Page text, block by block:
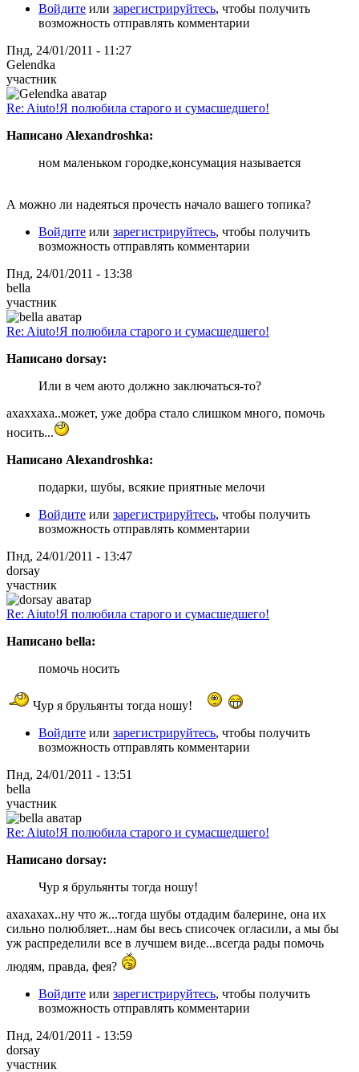
Войдите или зарегистрируйтесь, чтобы получить
возможность отправлять комментарии
Пнд, 24/01/2011 - 11:27
Gelendka
участник
Re: Aiuto!Я полюбила старого и сумасшедшего!
Написано Alexandroshka:
ном маленьком городке,консумация называется
А можно ли надеяться прочесть начало вашего топика?
Войдите или зарегистрируйтесь, чтобы получить
возможность отправлять комментарии
Пнд, 24/01/2011 - 13:38
bella
участник
Re: Aiuto!Я полюбила старого и сумасшедшего!
Написано dorsay:
Или в чем аюто должно заключаться-то?
ахаххаха..может, уже добра стало слишком много, помочь
носить...
Написано Alexandroshka:
подарки, шубы, всякие приятные мелочи
Войдите или зарегистрируйтесь, чтобы получить
возможность отправлять комментарии
Пнд, 24/01/2011 - 13:47
dorsay
участник
Re: Aiuto!Я полюбила старого и сумасшедшего!
Написано bella:
помочь носить
Чур я брульянты тогда ношу!
Войдите или зарегистрируйтесь, чтобы получить
возможность отправлять комментарии
Пнд, 24/01/2011 - 13:51
bella
участник
Re: Aiuto!Я полюбила старого и сумасшедшего!
Написано dorsay:
Чур я брульянты тогда ношу!
ахахахах..ну что ж...тогда шубы отдадим балерине, она их
сильно полюбляет...нам бы весь списочек огласили, а мы бы
уж распределили все в лучшем виде...всегда рады помочь
людям, правда, фея?
Войдите или зарегистрируйтесь, чтобы получить
возможность отправлять комментарии
Пнд, 24/01/2011 - 13:59
dorsay
участник